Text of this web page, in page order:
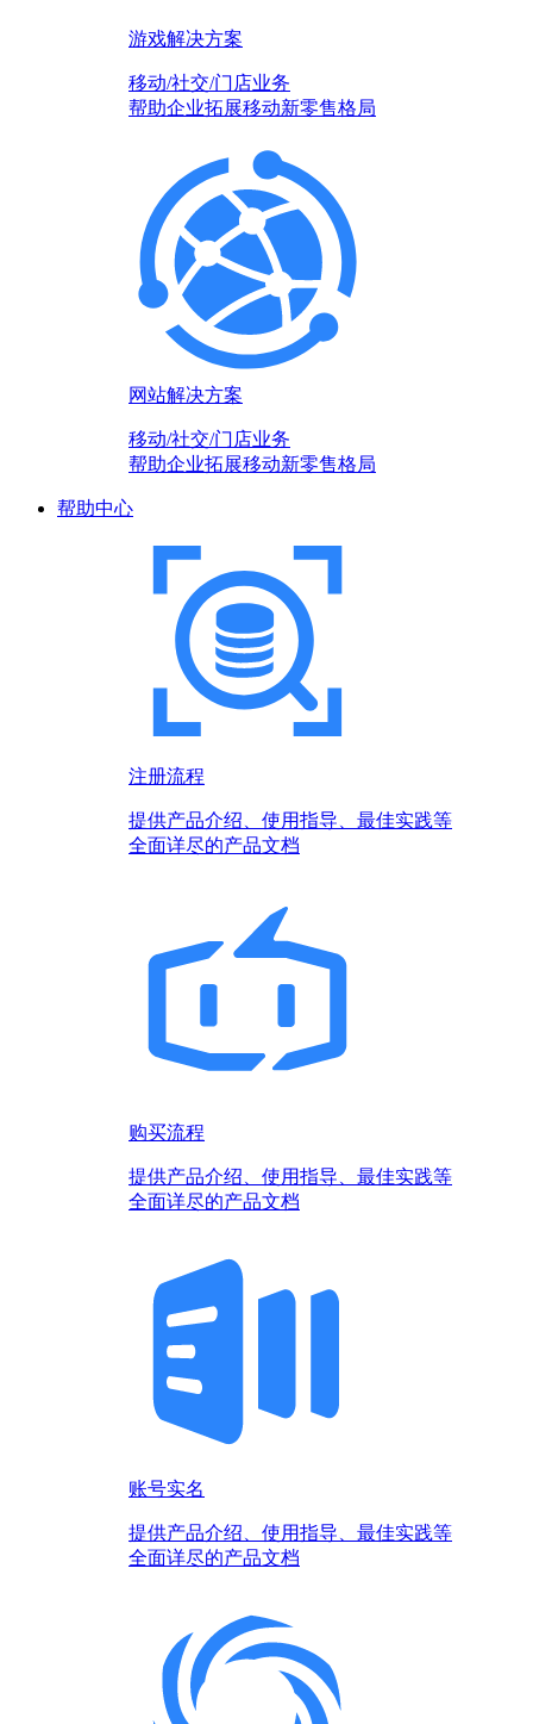
游戏解决方案
移动/社交/门店业务
帮助企业拓展移动新零售格局
网站解决方案
移动/社交/门店业务
帮助企业拓展移动新零售格局
帮助中心
注册流程
提供产品介绍、使用指导、最佳实践等
全面详尽的产品文档
购买流程
提供产品介绍、使用指导、最佳实践等
全面详尽的产品文档
账号实名
提供产品介绍、使用指导、最佳实践等
全面详尽的产品文档